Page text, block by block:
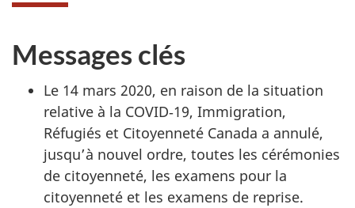
Messages clés
Le 14 mars 2020, en raison de la situation
relative à la COVID‑19, Immigration,
Réfugiés et Citoyenneté Canada a annulé,
jusqu’à nouvel ordre, toutes les cérémonies
de citoyenneté, les examens pour la
citoyenneté et les examens de reprise.